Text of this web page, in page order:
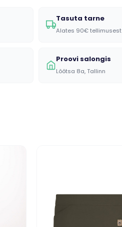
Tasuta tarne
Alates 90€ tellimusest
Proovi salongis
Lõõtsa 8a, Tallinn